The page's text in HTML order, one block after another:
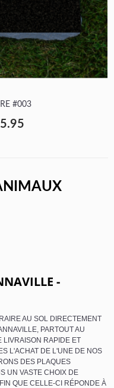
#003
-
AU SOL DIRECTEMENT
PARTOUT AU
LIVRAISON RAPIDE ET
L'ACHAT DE L'UNE DE NOS
DES PLAQUES
UN VASTE CHOIX DE
QUE CELLE-CI RÉPONDE À